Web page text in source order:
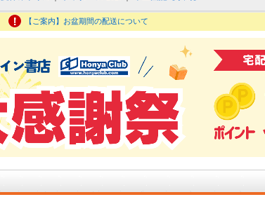
【ご案内】お盆期間の配送について